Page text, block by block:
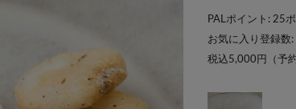
PALポイント: 25
お気に入り登録数:
税込5,000円（予